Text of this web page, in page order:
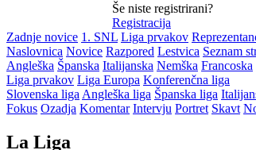
Še niste registrirani?
Registracija
Zadnje novice 1. SNL Liga prvakov
Naslovnica Novice Razpored Lestvica Seznam
Angleška Španska Italijanska Nemška Francoska
Liga prvakov Liga Europa Konferenčna liga
Slovenska liga Angleška liga Španska liga
Fokus Ozadja Komentar Intervju Portret Skavt
La Liga